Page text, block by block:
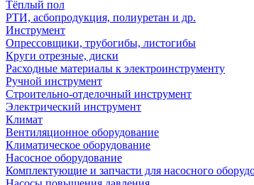
Тёплый пол
РТИ, асбопродукция, полиуретан и др.
Инструмент
Опрессовщики, трубогибы, листогибы
Круги отрезные, диски
Расходные материалы к электроинструменту
Ручной инструмент
Строительно-отделочный инструмент
Электрический инструмент
Климат
Вентиляционное оборудование
Климатическое оборудование
Насосное оборудование
Комплектующие и запчасти для насосного